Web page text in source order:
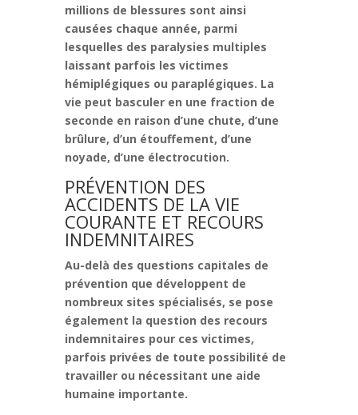
millions de blessures sont ainsi
causées chaque année, parmi
lesquelles des paralysies multiples
laissant parfois les victimes
hémiplégiques ou paraplégiques. La
vie peut basculer en une fraction de
seconde en raison d’une chute, d’une
brûlure, d’un étouffement, d’une
noyade, d’une électrocution.
PRÉVENTION DES
ACCIDENTS DE LA VIE
COURANTE ET RECOURS
INDEMNITAIRES
Au-delà des questions capitales de
prévention que développent de
nombreux sites spécialisés, se pose
également la question des recours
indemnitaires pour ces victimes,
parfois privées de toute possibilité de
travailler ou nécessitant une aide
humaine importante.